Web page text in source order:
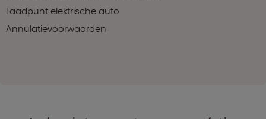
Laadpunt elektrische auto
Annulatievoorwaarden